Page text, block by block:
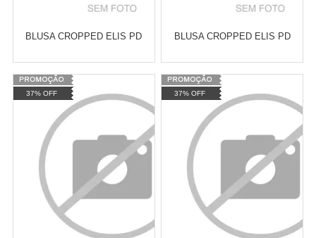
BLUSA CROPPED ELIS PD
Varejo:
Atacado: R$ 2.550,90 (Apenas
Revendedor)
10 x
Cat:
COMPRAR
BLUSA CROPPED ELIS PD
Varejo:
Atacado: R$ 2.550,90 (Apenas
Revendedor)
10
Cat:
COMPRAR
37% OFF 37% OFF